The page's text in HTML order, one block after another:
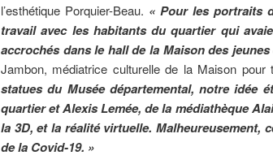
l’esthétique Porquier-Beau. « Pour les portraits
travail avec les habitants du quartier qui
accrochés dans le hall de la Maison des
Jambon, médiatrice culturelle de la Maison
statues du Musée départemental, notre idée
quartier et Alexis Lemée, de la médiathèque
la 3D, et la réalité virtuelle. Malheureusement,
de la Covid-19. »